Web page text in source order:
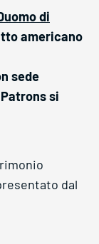
di
americano
sede
si
dal